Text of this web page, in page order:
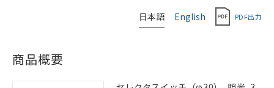
日本語 English PDF出力
商品概要